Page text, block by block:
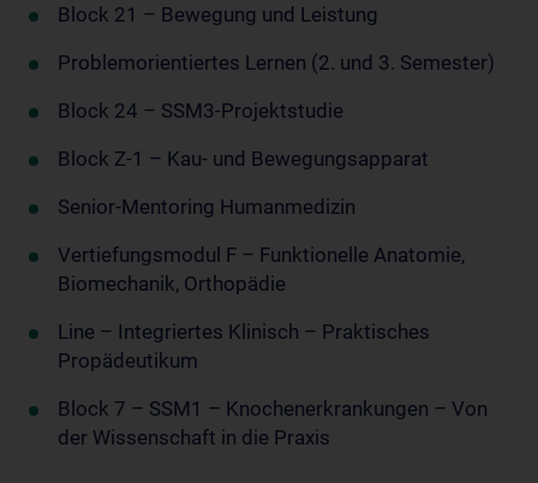
Block 21 – Bewegung und Leistung
Problemorientiertes Lernen (2. und 3. Semester)
Block 24 – SSM3-Projektstudie
Block Z-1 – Kau- und Bewegungsapparat
Senior-Mentoring Humanmedizin
Vertiefungsmodul F – Funktionelle Anatomie,
Biomechanik, Orthopädie
Line – Integriertes Klinisch – Praktisches
Propädeutikum
Block 7 – SSM1 – Knochenerkrankungen – Von
der Wissenschaft in die Praxis